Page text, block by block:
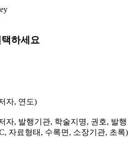
하세요
자, 연도)
자, 발행기관, 학술지명, 권호, 발행
자료형태, 수록면, 소장기관, 초록)